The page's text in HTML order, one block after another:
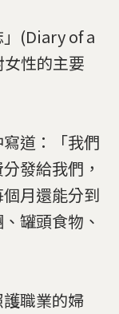
(Diary of a
性的主要
道：「我們
發給我們，
月還能分到
罐頭食物、
職業的婦